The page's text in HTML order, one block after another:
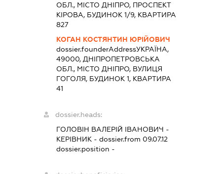
ОБЛ., МІСТО ДНІПРО, ПРОСПЕКТ
КІРОВА, БУДИНОК 1/9, КВАРТИРА
827
КОГАН КОСТЯНТИН ЮРІЙОВИЧ
dossier.founderAddressУКРАЇНА,
49000, ДНІПРОПЕТРОВСЬКА
ОБЛ., МІСТО ДНІПРО, ВУЛИЦЯ
ГОГОЛЯ, БУДИНОК 1, КВАРТИРА
41
dossier.heads:
ГОЛОВІН ВАЛЕРІЙ ІВАНОВИЧ -
КЕРІВНИК - dossier.from 09.07.12
dossier.position -